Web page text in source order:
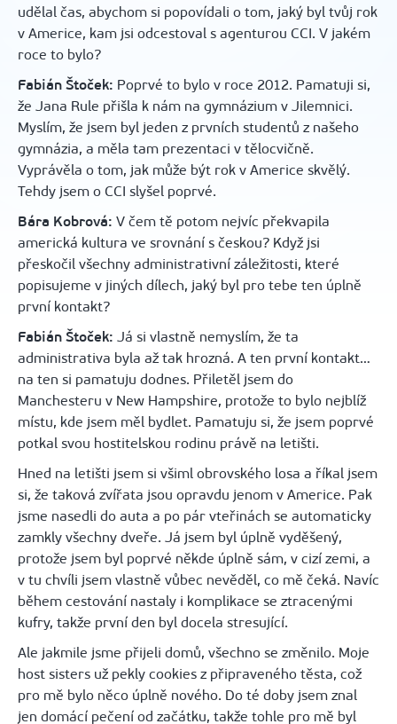
udělal čas, abychom si popovídali o tom, jaký byl tvůj rok
v Americe, kam jsi odcestoval s agenturou CCI. V jakém
roce to bylo?
Fabián Štoček: Poprvé to bylo v roce 2012. Pamatuji si,
že Jana Rule přišla k nám na gymnázium v Jilemnici.
Myslím, že jsem byl jeden z prvních studentů z našeho
gymnázia, a měla tam prezentaci v tělocvičně.
Vyprávěla o tom, jak může být rok v Americe skvělý.
Tehdy jsem o CCI slyšel poprvé.
Bára Kobrová: V čem tě potom nejvíc překvapila
americká kultura ve srovnání s českou? Když jsi
přeskočil všechny administrativní záležitosti, které
popisujeme v jiných dílech, jaký byl pro tebe ten úplně
první kontakt?
Fabián Štoček: Já si vlastně nemyslím, že ta
administrativa byla až tak hrozná. A ten první kontakt…
na ten si pamatuju dodnes. Přiletěl jsem do
Manchesteru v New Hampshire, protože to bylo nejblíž
místu, kde jsem měl bydlet. Pamatuju si, že jsem poprvé
potkal svou hostitelskou rodinu právě na letišti.
Hned na letišti jsem si všiml obrovského losa a říkal jsem
si, že taková zvířata jsou opravdu jenom v Americe. Pak
jsme nasedli do auta a po pár vteřinách se automaticky
zamkly všechny dveře. Já jsem byl úplně vyděšený,
protože jsem byl poprvé někde úplně sám, v cizí zemi, a
v tu chvíli jsem vlastně vůbec nevěděl, co mě čeká. Navíc
během cestování nastaly i komplikace se ztracenými
kufry, takže první den byl docela stresující.
Ale jakmile jsme přijeli domů, všechno se změnilo. Moje
host sisters už pekly cookies z připraveného těsta, což
pro mě bylo něco úplně nového. Do té doby jsem znal
jen domácí pečení od začátku, takže tohle pro mě byl